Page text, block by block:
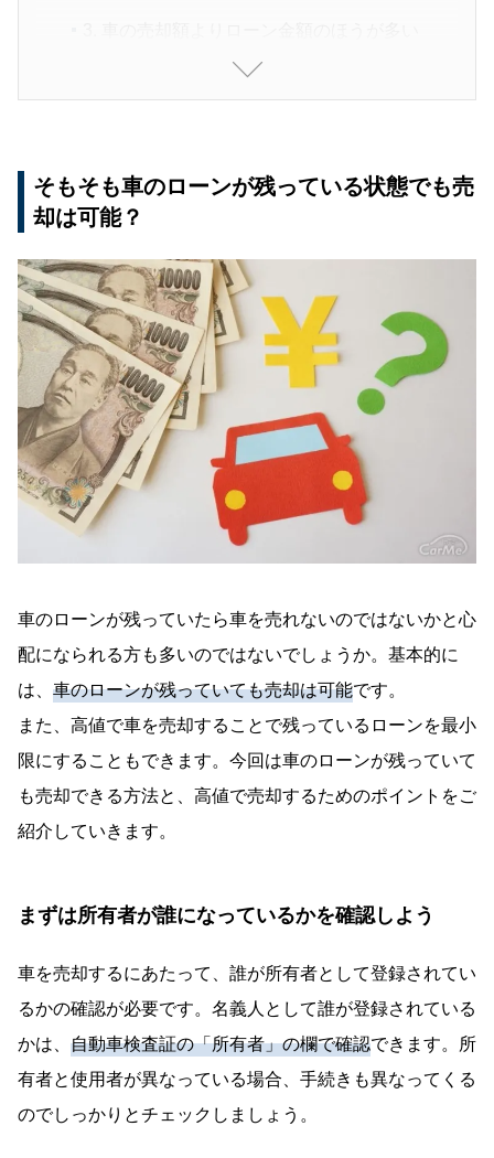
車のローンが残って売却できない場合の対処法2
つ
ディーラーのローン借り換え
ローンが残っている車を高額で売却するポイント
1. 車を売却する時期を見極める
2. 出来るだけ車を綺麗に見せる
3. 一括査定を利用する
ローンが残っている場合の車の売却方法を知ろう
そもそも車のローンが残っている状態でも売
却は可能？
車のローンが残っていたら車を売れないのではないかと心
配になられる方も多いのではないでしょうか。基本的に
は、 車のローンが残っていても売却は可能です。
また、高値で車を売却することで残っているローンを最小
限にすることもできます。今回は車のローンが残っていて
も売却できる方法と、高値で売却するためのポイントをご
紹介していきます。
まずは所有者が誰になっているかを確認しよう
車を売却するにあたって、誰が所有者として登録されてい
るかの確認が必要です。名義人として誰が登録されている
かは、 自動車検査証の「所有者」の欄で確認できます。所
有者と使用者が異なっている場合、手続きも異なってくる
のでしっかりとチェックしましょう。